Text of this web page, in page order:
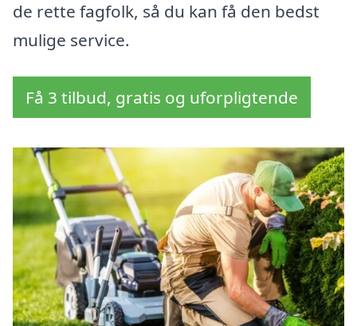
de rette fagfolk, så du kan få den bedst
mulige service.
Få 3 tilbud, gratis og uforpligtende